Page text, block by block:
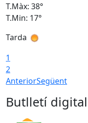
T.Màx: 38°
T.Min: 17°
Tarda
1
2
AnteriorSegüent
Butlletí digital